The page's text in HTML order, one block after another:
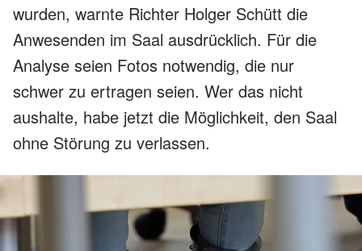
wurden, warnte Richter Holger Schütt die
Anwesenden im Saal ausdrücklich. Für die
Analyse seien Fotos notwendig, die nur
schwer zu ertragen seien. Wer das nicht
aushalte, habe jetzt die Möglichkeit, den Saal
ohne Störung zu verlassen.